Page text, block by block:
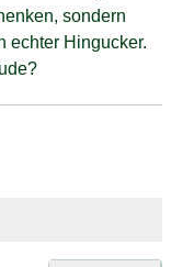
sondern
echter Hingucker.